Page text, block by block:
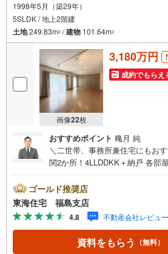
1998年5月（築29年）
5SLDK / 地上2階建
土地249.83m2 /建物 101.64m2
画像22枚
3,180万円
成約でもらえ
おすすめポイント 穐月 純
＼二世帯、事務所兼住宅にもお
関2か所！4LLDDKK＋納戸 各部
いいたします 福島で31年の地域
県出身スタッフが中心で、地元
提案が強み。Google口コミでも
います！実際のお客様の声も、
い。＼住宅ローンのご相談は
と不安な段階でも大丈夫です。
ゴールド推奨店
東海住宅 福島支店
4.8 不動産会社レビュ
資料をもらう （無料）